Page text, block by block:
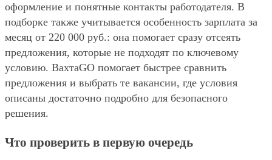
оформление и понятные контакты работодателя. В
подборке также учитывается особенность зарплата за
месяц от 220 000 руб.: она помогает сразу отсеять
предложения, которые не подходят по ключевому
условию. ВахтаGO помогает быстрее сравнить
предложения и выбрать те вакансии, где условия
описаны достаточно подробно для безопасного
решения.
Что проверить в первую очередь